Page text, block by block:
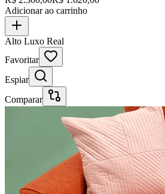
Adicionar ao carrinho
Alto Luxo Real
Favoritar
Espiar
Comparar